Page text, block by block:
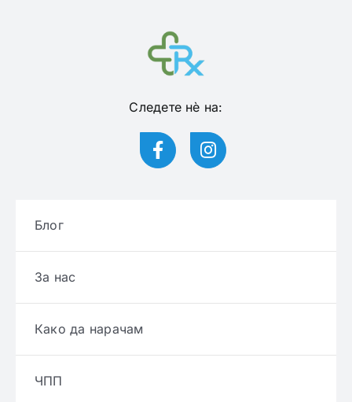
Следете нѐ на:
Блог
За нас
Како да нарачам
ЧПП